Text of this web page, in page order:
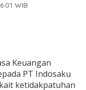
WIB
Keuangan
PT Indosaku
ketidakpatuhan